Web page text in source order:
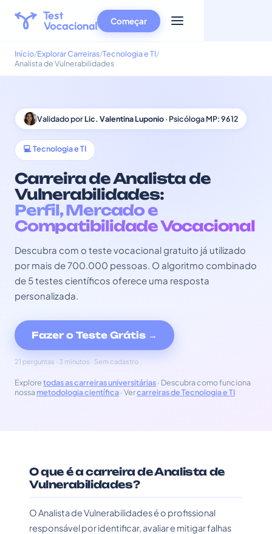
Começar
Início Explorar Carreiras Tecnologia e TI
Analista de Vulnerabilidades
Validado porLic. Valentina Luponio· Psicóloga MP: 9612
💻 Tecnologia e TI
Carreira de Analista de
Vulnerabilidades:
Perfil, Mercado e
Compatibilidade Vocacional
Descubra com o teste vocacional gratuito já utilizado
por mais de 700.000 pessoas. O algoritmo combinado
de 5 testes científicos oferece uma resposta
personalizada.
Fazer o Teste Grátis →
21 perguntas · 3 minutos · Sem cadastro
Exploretodas as carreiras universitárias· Descubra como funciona
nossa metodologia científica· Vercarreiras de Tecnologia e TI
O que é a carreira de Analista de
Vulnerabilidades?
O Analista de Vulnerabilidades é o profissional
responsável por identificar, avaliar e mitigar falhas